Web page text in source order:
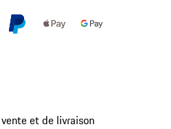
et de livraison